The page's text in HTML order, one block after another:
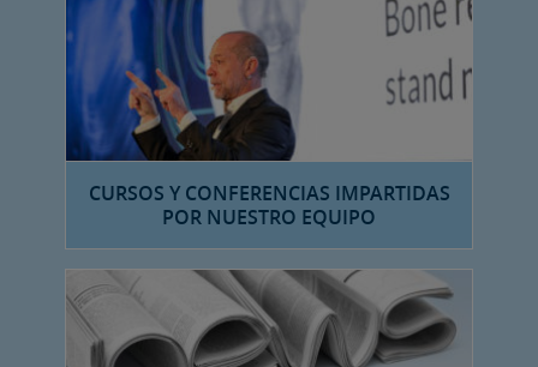
CURSOS Y CONFERENCIAS IMPARTIDAS
POR NUESTRO EQUIPO